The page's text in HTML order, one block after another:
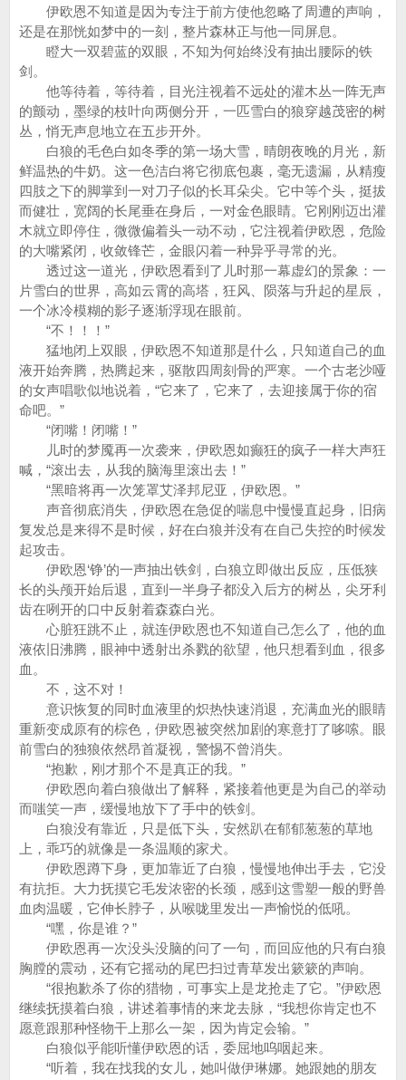
伊欧恩不知道是因为专注于前方使他忽略了周遭的声响，
还是在那恍如梦中的一刻，整片森林正与他一同屏息。
瞪大一双碧蓝的双眼，不知为何始终没有抽出腰际的铁
剑。
他等待着，等待着，目光注视着不远处的灌木丛一阵无声
的颤动，墨绿的枝叶向两侧分开，一匹雪白的狼穿越茂密的树
丛，悄无声息地立在五步开外。
白狼的毛色白如冬季的第一场大雪，晴朗夜晚的月光，新
鲜温热的牛奶。这一色洁白将它彻底包裹，毫无遗漏，从精瘦
四肢之下的脚掌到一对刀子似的长耳朵尖。它中等个头，挺拔
而健壮，宽阔的长尾垂在身后，一对金色眼睛。它刚刚迈出灌
木就立即停住，微微偏着头一动不动，它注视着伊欧恩，危险
的大嘴紧闭，收敛锋芒，金眼闪着一种异乎寻常的光。
透过这一道光，伊欧恩看到了儿时那一幕虚幻的景象：一
片雪白的世界，高如云霄的高塔，狂风、陨落与升起的星辰，
一个冰冷模糊的影子逐渐浮现在眼前。
“不！！！”
猛地闭上双眼，伊欧恩不知道那是什么，只知道自己的血
液开始奔腾，热腾起来，驱散四周刻骨的严寒。一个古老沙哑
的女声唱歌似地说着，“它来了，它来了，去迎接属于你的宿
命吧。”
“闭嘴！闭嘴！”
儿时的梦魇再一次袭来，伊欧恩如癫狂的疯子一样大声狂
喊，“滚出去，从我的脑海里滚出去！”
“黑暗将再一次笼罩艾泽邦尼亚，伊欧恩。”
声音彻底消失，伊欧恩在急促的喘息中慢慢直起身，旧病
复发总是来得不是时候，好在白狼并没有在自己失控的时候发
起攻击。
伊欧恩‘铮’的一声抽出铁剑，白狼立即做出反应，压低狭
长的头颅开始后退，直到一半身子都没入后方的树丛，尖牙利
齿在咧开的口中反射着森森白光。
心脏狂跳不止，就连伊欧恩也不知道自己怎么了，他的血
液依旧沸腾，眼神中透射出杀戮的欲望，他只想看到血，很多
血。
不，这不对！
意识恢复的同时血液里的炽热快速消退，充满血光的眼睛
重新变成原有的棕色，伊欧恩被突然加剧的寒意打了哆嗦。眼
前雪白的独狼依然昂首凝视，警惕不曾消失。
“抱歉，刚才那个不是真正的我。”
伊欧恩向着白狼做出了解释，紧接着他更是为自己的举动
而嗤笑一声，缓慢地放下了手中的铁剑。
白狼没有靠近，只是低下头，安然趴在郁郁葱葱的草地
上，乖巧的就像是一条温顺的家犬。
伊欧恩蹲下身，更加靠近了白狼，慢慢地伸出手去，它没
有抗拒。大力抚摸它毛发浓密的长颈，感到这雪塑一般的野兽
血肉温暖，它伸长脖子，从喉咙里发出一声愉悦的低吼。
“嘿，你是谁？”
伊欧恩再一次没头没脑的问了一句，而回应他的只有白狼
胸膛的震动，还有它摇动的尾巴扫过青草发出簌簌的声响。
“很抱歉杀了你的猎物，可事实上是龙抢走了它。”伊欧恩
继续抚摸着白狼，讲述着事情的来龙去脉，“我想你肯定也不
愿意跟那种怪物干上那么一架，因为肯定会输。”
白狼似乎能听懂伊欧恩的话，委屈地呜咽起来。
“听着，我在找我的女儿，她叫做伊琳娜。她跟她的朋友